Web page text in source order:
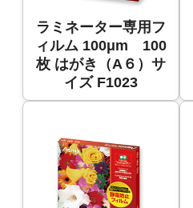
ラミネーター専用フ
ィルム 100μm 100
枚 はがき（A６）サ
イズ F1023